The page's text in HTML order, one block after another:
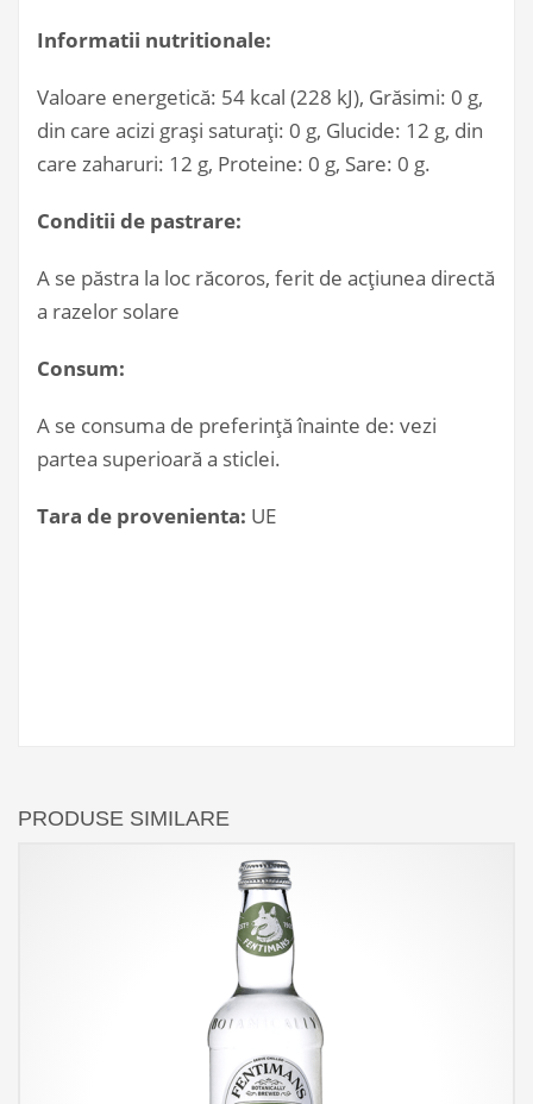
Informatii nutritionale:
Valoare energetică: 54 kcal (228 kJ), Grăsimi: 0 g,
din care acizi grași saturați: 0 g, Glucide: 12 g, din
care zaharuri: 12 g, Proteine: 0 g, Sare: 0 g.
Conditii de pastrare:
A se păstra la loc răcoros, ferit de acțiunea directă
a razelor solare
Consum:
A se consuma de preferință înainte de: vezi
partea superioară a sticlei.
Tara de provenienta: UE
PRODUSE SIMILARE